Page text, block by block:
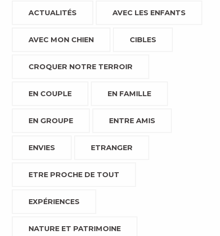
ACTUALITÉS AVEC LES ENFANTS
AVEC MON CHIEN CIBLES
CROQUER NOTRE TERROIR
EN COUPLE EN FAMILLE
EN GROUPE ENTRE AMIS
ENVIES ETRANGER
ETRE PROCHE DE TOUT
EXPÉRIENCES
NATURE ET PATRIMOINE